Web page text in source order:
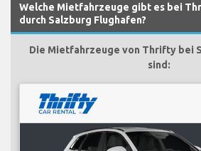
Welche Mietfahrzeuge gibt es bei
durch Salzburg Flughafen?
Die Mietfahrzeuge von Thrifty bei
sind: